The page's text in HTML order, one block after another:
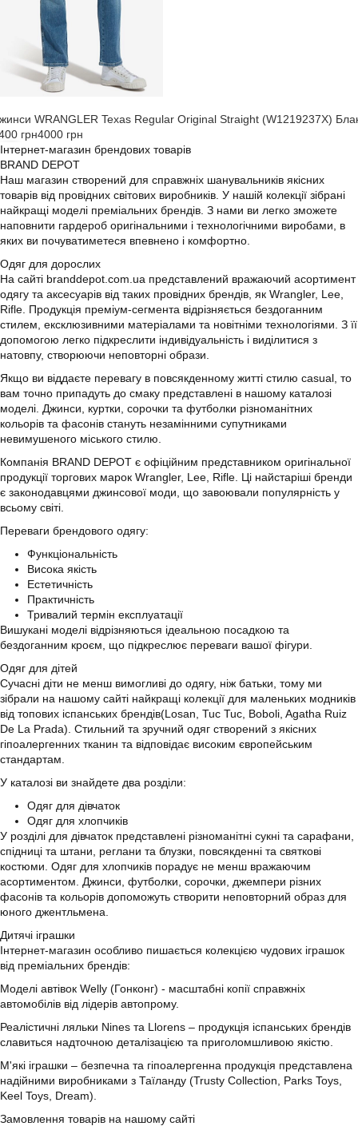
WRANGLER Texas Regular Original Straight (W1219237X)
грн4000 грн
Інтернет-магазин брендових товарів
BRAND DEPOT
Наш магазин створений для справжніх шанувальників якісних
товарів від провідних світових виробників. У нашій колекції зібрані
найкращі моделі преміальних брендів. З нами ви легко зможете
наповнити гардероб оригінальними і технологічними виробами, в
яких ви почуватиметеся впевнено і комфортно.
Одяг для дорослих
На сайті branddepot.com.ua представлений вражаючий асортимент
одягу та аксесуарів від таких провідних брендів, як Wrangler, Lee,
Rifle. Продукція преміум-сегмента відрізняється бездоганним
стилем, ексклюзивними матеріалами та новітніми технологіями. З її
допомогою легко підкреслити індивідуальність і виділитися з
натовпу, створюючи неповторні образи.
Якщо ви віддаєте перевагу в повсякденному житті стилю casual, то
вам точно припадуть до смаку представлені в нашому каталозі
моделі. Джинси, куртки, сорочки та футболки різноманітних
кольорів та фасонів стануть незамінними супутниками
невимушеного міського стилю.
Компанія BRAND DEPOT є офіційним представником оригінальної
продукції торгових марок Wrangler, Lee, Rifle. Ці найстаріші бренди
є законодавцями джинсової моди, що завоювали популярність у
всьому світі.
Переваги брендового одягу:
Функціональність
Висока якість
Естетичність
Практичність
Тривалий термін експлуатації
Вишукані моделі відрізняються ідеальною посадкою та
бездоганним кроєм, що підкреслює переваги вашої фігури.
Одяг для дітей
Сучасні діти не менш вимогливі до одягу, ніж батьки, тому ми
зібрали на нашому сайті найкращі колекції для маленьких модників
від топових іспанських брендів(Losan, Tuc Tuc, Boboli, Agatha Ruiz
De La Prada). Стильний та зручний одяг створений з якісних
гіпоалергенних тканин та відповідає високим європейським
стандартам.
У каталозі ви знайдете два розділи:
Одяг для дівчаток
Одяг для хлопчиків
У розділі для дівчаток представлені різноманітні сукні та сарафани,
спідниці та штани, реглани та блузки, повсякденні та святкові
костюми. Одяг для хлопчиків порадує не менш вражаючим
асортиментом. Джинси, футболки, сорочки, джемпери різних
фасонів та кольорів допоможуть створити неповторний образ для
юного джентльмена.
Дитячі іграшки
Інтернет-магазин особливо пишається колекцією чудових іграшок
від преміальних брендів:
Моделі автівок Welly (Гонконг) - масштабні копії справжніх
автомобілів від лідерів автопрому.
Реалістичні ляльки Nines та Llorens – продукція іспанських брендів
славиться надточною деталізацією та приголомшливою якістю.
М'які іграшки – безпечна та гіпоалергенна продукція представлена ​​
надійними виробниками з Таїланду (Trusty Collection, Parks Toys,
Keel Toys, Dream).
Замовлення товарів на нашому сайті